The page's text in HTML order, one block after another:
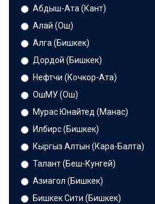
Абдыш-Ата (Кант)
Алай (Ош)
Алга (Бишкек)
Дордой (Бишкек)
Нефтчи (Кочкор-Ата)
ОшМУ (Ош)
Мурас Юнайтед (Манас)
Илбирс (Бишкек)
Кыргыз Алтын (Кара-Балта)
Талант (Беш-Кунгей)
Азиагол (Бишкек)
Бишкек Сити (Бишкек)